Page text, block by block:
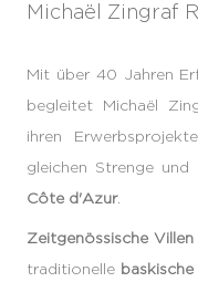
Michaël Zingraf
Mit über 40 Jahren
begleitet Michaël
ihren
gleichen Strenge
Côte d'Azur.
Zeitgenössische Villen
traditionelle baskische